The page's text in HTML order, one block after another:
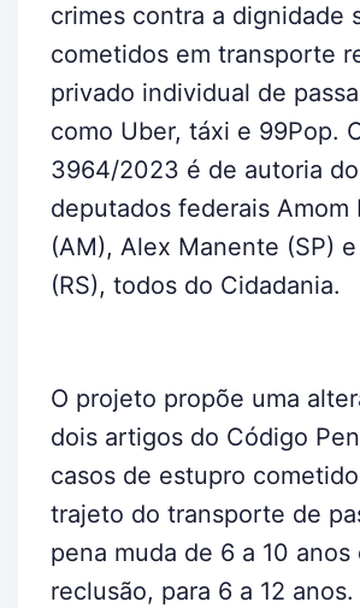
crimes contra a dignidade
cometidos em transporte
privado individual de
como Uber, táxi e 99Pop.
3964/2023 é de autoria
deputados federais Amom
(AM), Alex Manente (SP)
(RS), todos do Cidadania.
O projeto propõe uma
dois artigos do Código
casos de estupro
trajeto do transporte de
pena muda de 6 a 10 anos
reclusão, para 6 a 12 anos.